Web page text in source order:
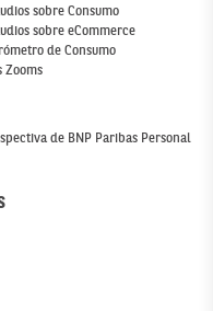
sobre Consumo
sobre eCommerce
de Consumo
Zooms
de BNP Paribas Personal